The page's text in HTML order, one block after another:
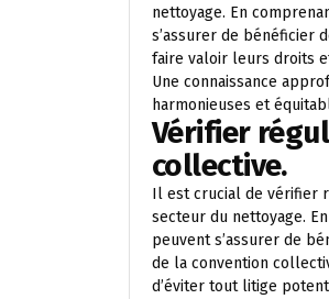
nettoyage. En
s’assurer de bénéficier
faire valoir leurs droits
Une connaissance
harmonieuses et
Vérifier
collective.
Il est crucial de vérifier
secteur du nettoyage.
peuvent s’assurer de
de la convention
d’éviter tout litige